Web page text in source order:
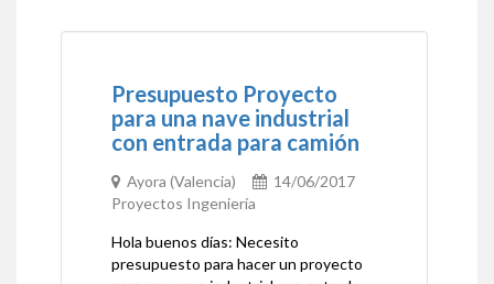
Presupuesto Proyecto
para una nave industrial
con entrada para camión
Ayora (Valencia)
14/06/2017
Proyectos Ingeniería
Hola buenos días: Necesito
presupuesto para hacer un proyecto